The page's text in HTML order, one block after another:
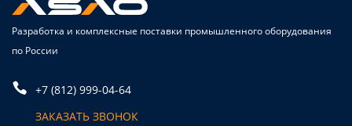
Разработка и комплексные поставки промышленного оборудования
по России
+7 (812) 999-04-64
ЗАКАЗАТЬ ЗВОНОК